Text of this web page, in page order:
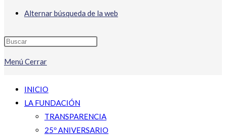
Alternar búsqueda de la web
Menú Cerrar
INICIO
LA FUNDACIÓN
TRANSPARENCIA
25º ANIVERSARIO